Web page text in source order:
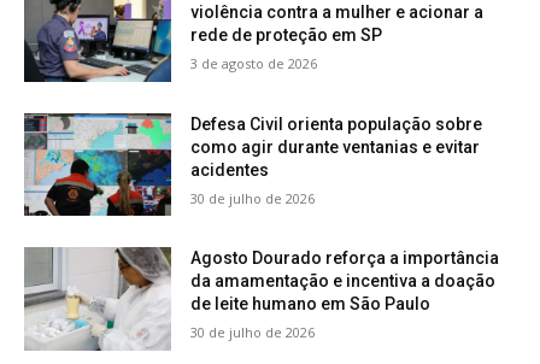
violência contra a mulher e acionar a
rede de proteção em SP
3 de agosto de 2026
Defesa Civil orienta população sobre
como agir durante ventanias e evitar
acidentes
30 de julho de 2026
Agosto Dourado reforça a importância
da amamentação e incentiva a doação
de leite humano em São Paulo
30 de julho de 2026